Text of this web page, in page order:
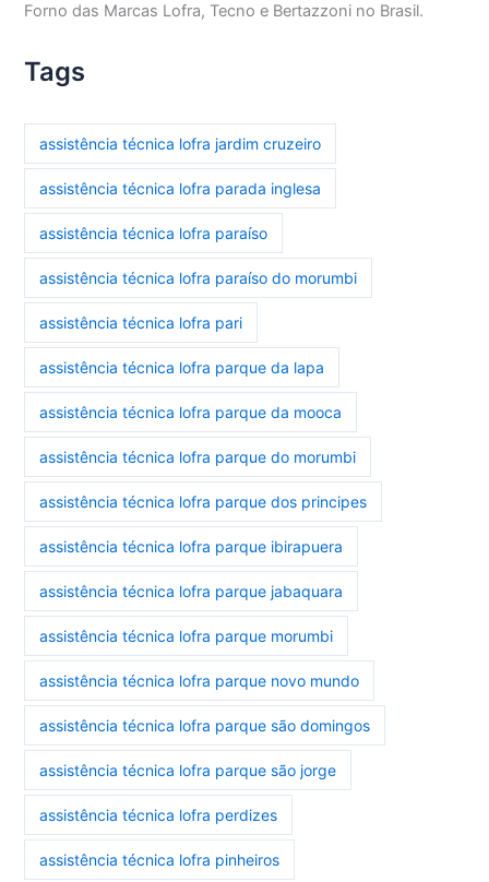
Forno das Marcas Lofra, Tecno e Bertazzoni no Brasil.
Tags
assistência técnica lofra jardim cruzeiro
assistência técnica lofra parada inglesa
assistência técnica lofra paraíso
assistência técnica lofra paraíso do morumbi
assistência técnica lofra pari
assistência técnica lofra parque da lapa
assistência técnica lofra parque da mooca
assistência técnica lofra parque do morumbi
assistência técnica lofra parque dos principes
assistência técnica lofra parque ibirapuera
assistência técnica lofra parque jabaquara
assistência técnica lofra parque morumbi
assistência técnica lofra parque novo mundo
assistência técnica lofra parque são domingos
assistência técnica lofra parque são jorge
assistência técnica lofra perdizes
assistência técnica lofra pinheiros